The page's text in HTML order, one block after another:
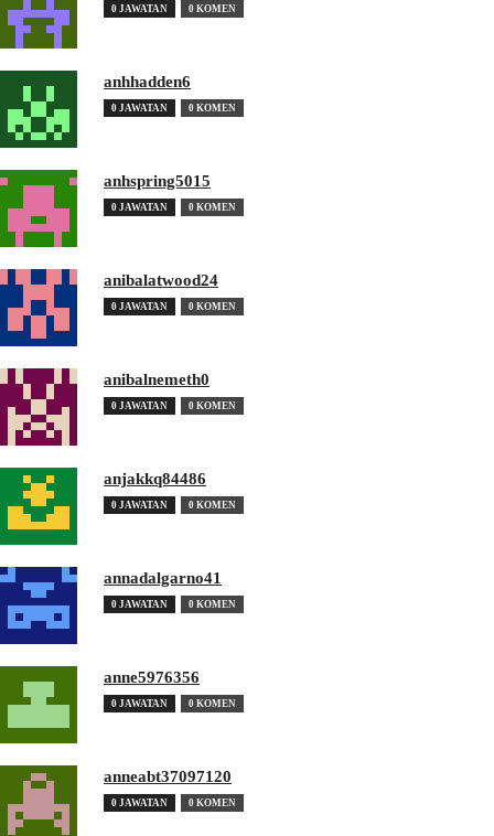
0 JAWATAN 0 KOMEN
anhhadden6
0 JAWATAN 0 KOMEN
anhspring5015
0 JAWATAN 0 KOMEN
anibalatwood24
0 JAWATAN 0 KOMEN
anibalnemeth0
0 JAWATAN 0 KOMEN
anjakkq84486
0 JAWATAN 0 KOMEN
annadalgarno41
0 JAWATAN 0 KOMEN
anne5976356
0 JAWATAN 0 KOMEN
anneabt37097120
0 JAWATAN 0 KOMEN